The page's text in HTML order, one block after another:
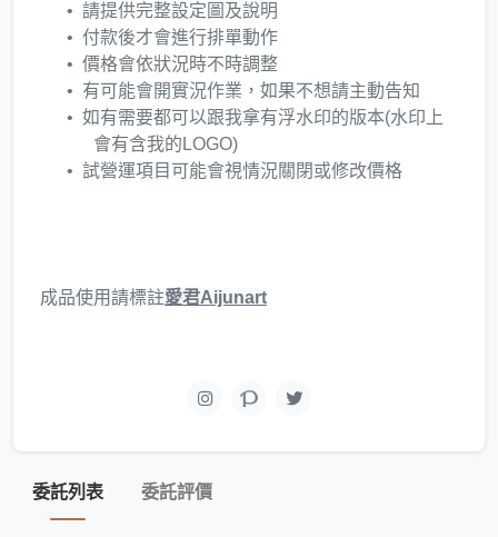
請提供完整設定圖及說明
付款後才會進行排單動作
價格會依狀況時不時調整
有可能會開實況作業，如果不想請主動告知
如有需要都可以跟我拿有浮水印的版本(水印上
會有含我的LOGO)
試營運項目可能會視情況關閉或修改價格
成品使用請標註愛君Aijunart
委託列表 委託評價